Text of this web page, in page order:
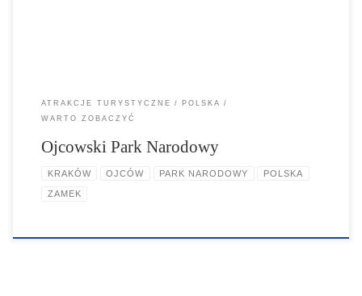
ATRAKCJE TURYSTYCZNE
POLSKA
WARTO ZOBACZYĆ
Ojcowski Park Narodowy
KRAKÓW OJCÓW PARK NARODOWY POLSKA
ZAMEK